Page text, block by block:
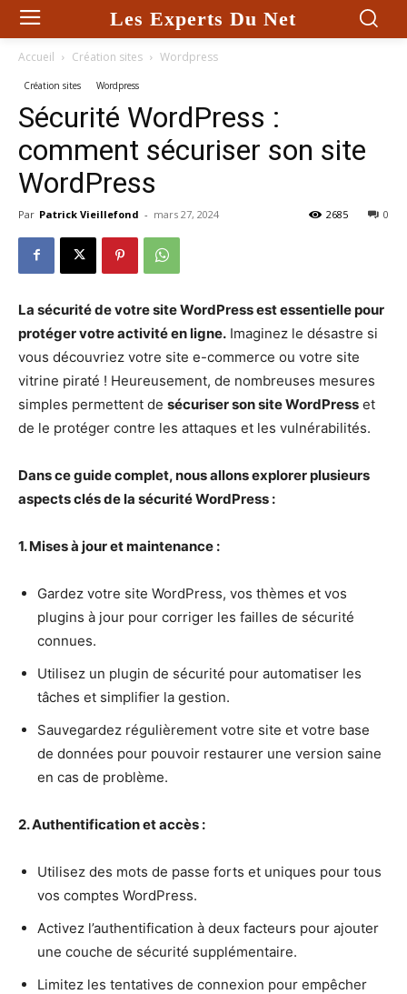
Les Experts Du Net
Accueil Création sites Wordpress
Création sites Wordpress
Sécurité WordPress :
comment sécuriser son site
WordPress
Par Patrick Vieillefond - mars 27, 2024 0
2685
La sécurité de votre site WordPress est essentielle pour
protéger votre activité en ligne. Imaginez le désastre si
vous découvriez votre site e-commerce ou votre site
vitrine piraté ! Heureusement, de nombreuses mesures
simples permettent de sécuriser son site WordPress et
de le protéger contre les attaques et les vulnérabilités.
Dans ce guide complet, nous allons explorer plusieurs
aspects clés de la sécurité WordPress :
1. Mises à jour et maintenance :
Gardez votre site WordPress, vos thèmes et vos
plugins à jour pour corriger les failles de sécurité
connues.
Utilisez un plugin de sécurité pour automatiser les
tâches et simplifier la gestion.
Sauvegardez régulièrement votre site et votre base
de données pour pouvoir restaurer une version saine
en cas de problème.
2. Authentification et accès :
Utilisez des mots de passe forts et uniques pour tous
vos comptes WordPress.
Activez l’authentification à deux facteurs pour ajouter
une couche de sécurité supplémentaire.
Limitez les tentatives de connexion pour empêcher